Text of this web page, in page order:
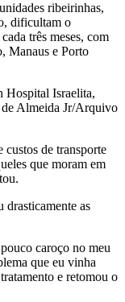
ribeirinhas,
dificultam o
três meses, com
Manaus e Porto
Hospital Israelita,
de Almeida Jr/Arquivo
custos de transporte
que moram em
drasticamente as
caroço no meu
que eu vinha
e retomou o